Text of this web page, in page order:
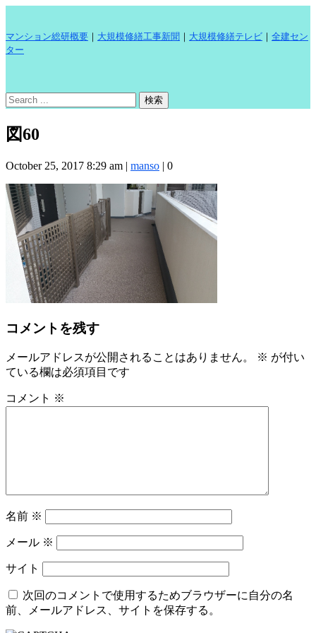
マンション総研概要 ｜ 大規模修繕工事新聞 ｜ 大規模修繕テレビ ｜ 全建セン
ター
図60
October 25, 2017 8:29 am | manso | 0
コメントを残す
メールアドレスが公開されることはありません。 ※ が付い
ている欄は必須項目です
コメント ※
名前 ※
メール ※
サイト
次回のコメントで使用するためブラウザーに自分の名
前、メールアドレス、サイトを保存する。